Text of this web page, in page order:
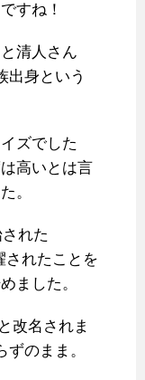
すね！
清人さん
出身という
ズでした
高いとは言
。
れた
されたことを
ました。
改名されま
のまま。